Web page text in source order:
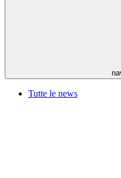
Tutte le news